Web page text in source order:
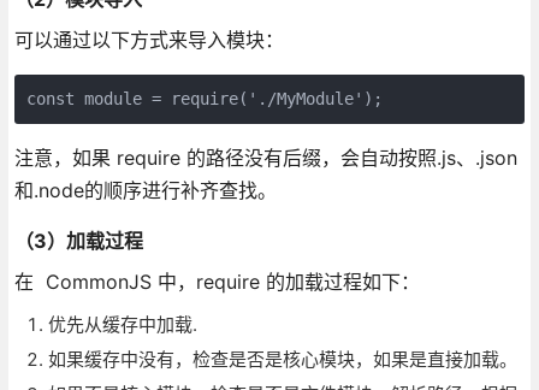
可以通过以下方式来导入模块：
const module = require('./MyModule');
注意，如果 require 的路径没有后缀，会自动按照.js、.json
和.node的顺序进行补齐查找。
（3）加载过程
在 CommonJS 中，require 的加载过程如下：
优先从缓存中加载.
如果缓存中没有，检查是否是核心模块，如果是直接加载。